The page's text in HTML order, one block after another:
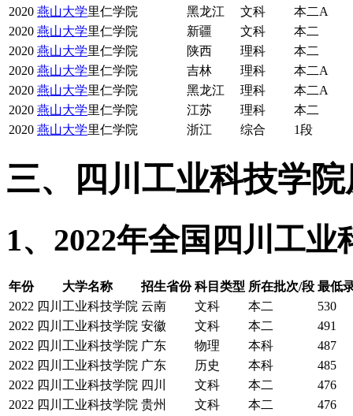
2020 燕山大学里仁学院 黑龙江 文科
本二A
2020 燕山大学里仁学院 新疆 文科
本二
2020 燕山大学里仁学院 陕西 理科
本二
2020 燕山大学里仁学院 吉林 理科
本二A
2020 燕山大学里仁学院 黑龙江 理科
本二A
2020 燕山大学里仁学院 江苏 理科
本二
2020 燕山大学里仁学院 浙江 综合 1段
三、四川工业科技学
1、2022年全国四川工
年份 大学名称 招生省份 科目类型 所在批次/段 最低
2022 四川工业科技学院 云南 文科 本二
530
2022 四川工业科技学院 安徽 文科 本二
491
2022 四川工业科技学院 广东 物理 本科
487
2022 四川工业科技学院 广东 历史 本科
485
2022 四川工业科技学院 四川 文科 本二
476
2022 四川工业科技学院 贵州 文科 本二
476